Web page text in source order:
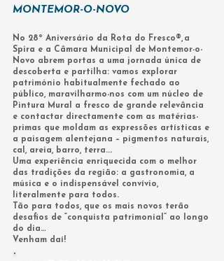
MONTEMOR-O-NOVO
No 28º Aniversário da Rota do Fresco®, a
Spira e a Câmara Municipal de Montemor-o-
Novo abrem portas a uma jornada única de
descoberta e partilha: vamos explorar
património habitualmente fechado ao
público, maravilharmo-nos com um núcleo de
Pintura Mural a fresco de grande relevância
e contactar directamente com as matérias-
primas que moldam as expressões artísticas e
a paisagem alentejana – pigmentos naturais,
cal, areia, barro, terra...
Uma experiência enriquecida com o melhor
das tradições da região: a gastronomia, a
música e o indispensável convívio,
literalmente para todos.
Tão para todos, que os mais novos terão
desafios de “conquista patrimonial” ao longo
do dia…
Venham daí!